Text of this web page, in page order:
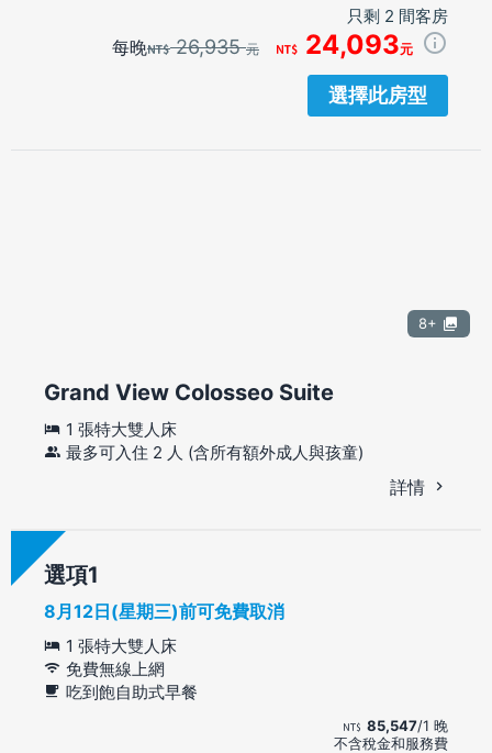
只剩 2 間客房
每晚 26,935元 24,093元
選擇此房型
8+
Grand View Colosseo Suite
1 張特大雙人床
最多可入住 2 人 (含所有額外成人與孩童)
詳情
選項
8月12日(星期三)前可免費取消
1 張特大雙人床
免費無線上網
吃到飽自助式早餐
85,547/1 晚
不含稅金和服務費